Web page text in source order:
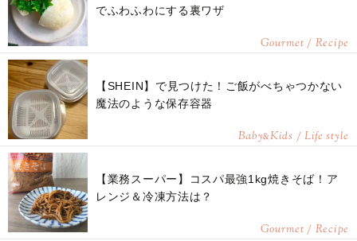
でふわふわにする裏ワザ
Gourmet / Recipe
【SHEIN】で見つけた！ご飯がべちゃつかない
魔法のような保存容器
Baby&Kids / Life style
【業務スーパー】コスパ最強1kg焼きそば！ア
レンジ＆冷凍方法は？
Gourmet / Recipe